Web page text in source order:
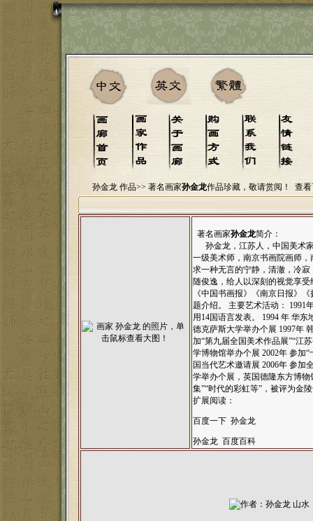
孙金龙 作品>> 著名画家孙金龙作品珍藏，敬请赏阅！ 查
著名画家孙金龙简介：
孙金龙，江苏人，中国美术家
一级美术师，南京书画院画师
求一种无言的宁静，清澈，冷
随俊逸，给人以深刻的视觉享
《中国书画报》《南京日报》
题介绍。 主要艺术活动： 1991
用14国语言发表。 1994 年 华东
德克萨斯大学举办个展 1997年
加“第九届全国美术作品展”“江
学博物馆举办个展 2002年 参加
国当代艺术邀请展 2006年 参加
学举办个展，英国德隆东方博物
集”“时代的彩虹等”，被评为金
扩展阅读：
百度一下 孙金龙
孙金龙 百度百科